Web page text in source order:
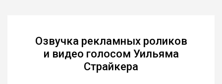
Озвучка рекламных роликов
и видео голосом Уильяма
Страйкера